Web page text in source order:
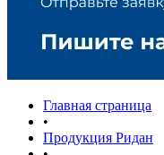
Главная страница
•
Продукция Ридан